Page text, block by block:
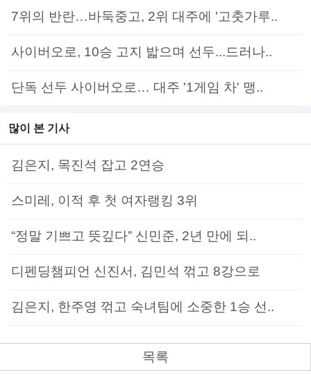
7위의 반란…바둑중고, 2위 대주에 '고춧가루..
사이버오로, 10승 고지 밟으며 선두...드러나..
단독 선두 사이버오로… 대주 '1게임 차' 맹..
많이 본 기사
김은지, 목진석 잡고 2연승
스미레, 이적 후 첫 여자랭킹 3위
“정말 기쁘고 뜻깊다” 신민준, 2년 만에 되..
디펜딩챔피언 신진서, 김민석 꺾고 8강으로
김은지, 한주영 꺾고 숙녀팀에 소중한 1승 선..
목록